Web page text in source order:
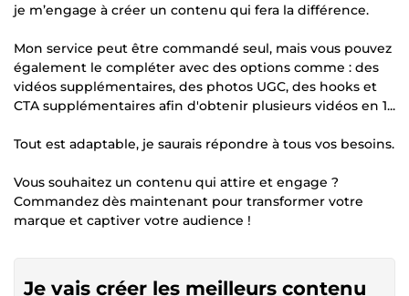
je m’engage à créer un contenu qui fera la différence.
Mon service peut être commandé seul, mais vous pouvez
également le compléter avec des options comme : des
vidéos supplémentaires, des photos UGC, des hooks et
CTA supplémentaires afin d'obtenir plusieurs vidéos en 1...
Tout est adaptable, je saurais répondre à tous vos besoins.
Vous souhaitez un contenu qui attire et engage ?
Commandez dès maintenant pour transformer votre
marque et captiver votre audience !
Je vais créer les meilleurs contenu